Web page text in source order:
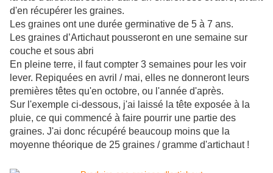
d'en récupérer les graines.
Les graines ont une durée germinative de 5 à 7 ans.
Les graines d’Artichaut pousseront en une semaine sur
couche et sous abri
En pleine terre, il faut compter 3 semaines pour les voir
lever. Repiquées en avril / mai, elles ne donneront leurs
premières têtes qu'en octobre, ou l'année d'après.
Sur l'exemple ci-dessous, j'ai laissé la tête exposée à la
pluie, ce qui commencé à faire pourrir une partie des
graines. J'ai donc récupéré beaucoup moins que la
moyenne théorique de 25 graines / gramme d'artichaut !